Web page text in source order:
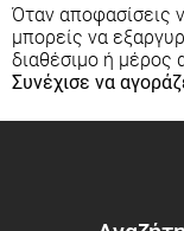
Όταν αποφασίσεις
μπορείς να
διαθέσιμο ή μέρος
Συνέχισε να